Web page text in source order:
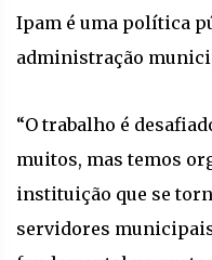
Ipam é uma política
administração
“O trabalho é
muitos, mas temos
instituição que se
servidores